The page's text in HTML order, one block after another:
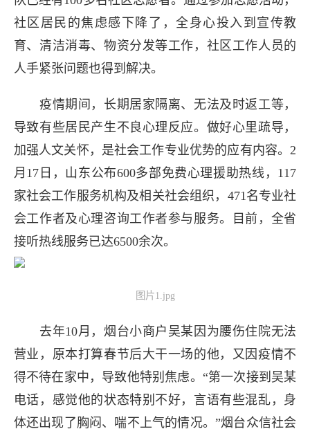
社区居民的焦虑感下降了，全身心投入到宣传教
育、清洁消毒、物资分发等工作，社区工作人员的
人手紧张问题也得到解决。
疫情期间，长期居家隔离、无法及时返工等，
导致有些居民产生不良心理反应。做好心里疏导，
加强人文关怀，是社会工作专业优势的应有内容。2
月17日，山东公布600多部免费心理援助热线，117
家社会工作服务机构及相关社会组织，471名专业社
会工作者及心理咨询工作者参与服务。目前，全省
接听热线服务已达6500余次。
图片1.jpg
去年10月，烟台小商户吴某因为腰伤住院无法
营业，原本打算春节后大干一场的他，又因疫情不
得不待在家中，导致他特别焦虑。“第一次接到吴某
电话，感觉他的状态特别不好，言语有些混乱，身
体还出现了胸闷、喘不上气的情况。”烟台众信社会